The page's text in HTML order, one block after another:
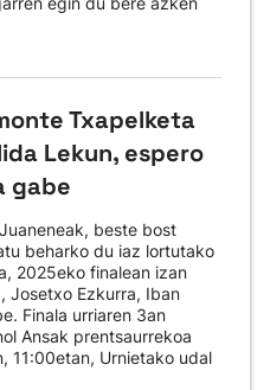
Txapelketa
Lekun, espero
gabe
beste bost
beharko du iaz lortutako
2025eko finalean izan
Josetxo Ezkurra, Iban
Finala urriaren 3an
Ansak prentsaurrekoa
11:00etan, Urnietako udal